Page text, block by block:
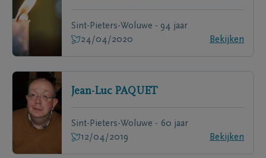
Sint-Pieters-Woluwe - 94 jaar
24/04/2020
Bekijken
Jean-Luc PAQUET
Sint-Pieters-Woluwe - 60 jaar
12/04/2019
Bekijken